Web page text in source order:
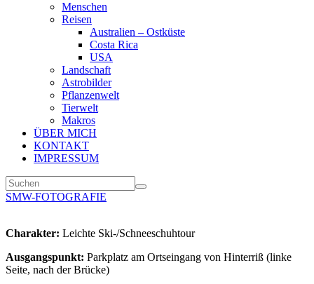
Menschen
Reisen
Australien – Ostküste
Costa Rica
USA
Landschaft
Astrobilder
Pflanzenwelt
Tierwelt
Makros
ÜBER MICH
KONTAKT
IMPRESSUM
SMW-FOTOGRAFIE
Charakter: Leichte Ski-/Schneeschuhtour
Ausgangspunkt: Parkplatz am Ortseingang von Hinterriß (linke
Seite, nach der Brücke)